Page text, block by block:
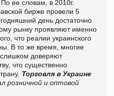
ее словам, в 2010г.
бирже провели 5
день достаточно
рынку проявляют именно
что реалии украинского
В то же время, многие
доверяют
что существенно
Торговля в Украине
розничной и оптовой